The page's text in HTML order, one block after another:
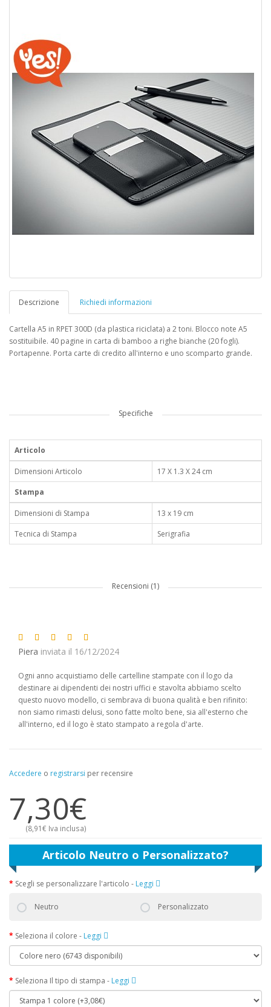
Descrizione Richiedi informazioni
Cartella A5 in RPET 300D (da plastica riciclata) a 2 toni. Blocco note A5
sostituibile. 40 pagine in carta di bamboo a righe bianche (20 fogli).
Portapenne. Porta carte di credito all'interno e uno scomparto grande.
Specifiche
Articolo
Dimensioni Articolo
17 X 1.3 X 24 cm
Stampa
Dimensioni di Stampa
13 x 19 cm
Tecnica di Stampa
Serigrafia
Recensioni (1)
Piera inviata il 16/12/2024
Ogni anno acquistiamo delle cartelline stampate con il logo da
destinare ai dipendenti dei nostri uffici e stavolta abbiamo scelto
questo nuovo modello, ci sembrava di buona qualità e ben rifinito:
non siamo rimasti delusi, sono fatte molto bene, sia all'esterno che
all'interno, ed il logo è stato stampato a regola d'arte.
Accedere o registrarsi per recensire
7,30€
(8,91€ Iva inclusa)
Articolo Neutro o Personalizzato?
Scegli se personalizzare l'articolo - Leggi
Neutro Personalizzato
Seleziona il colore - Leggi
Seleziona Il tipo di stampa - Leggi